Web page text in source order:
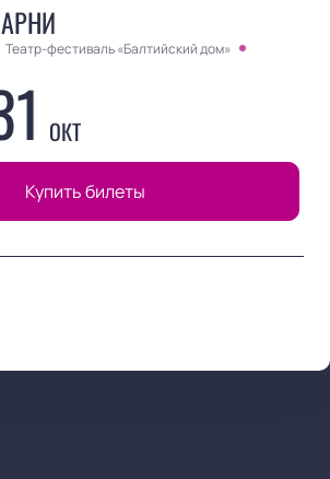
Театр-фестиваль «Балтийский дом»
ОКТ
Купить билеты